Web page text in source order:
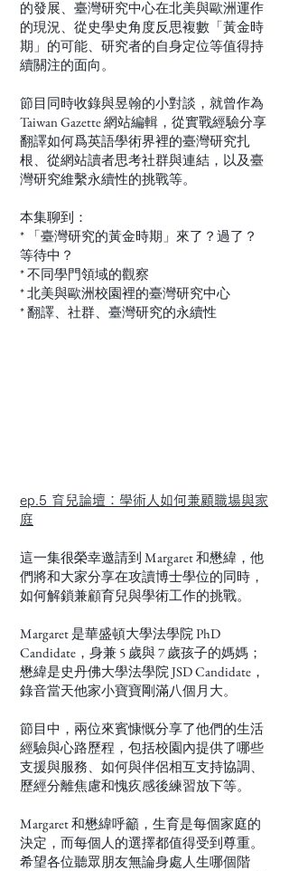
的發展、臺灣研究中心在北美與歐洲運作
的現況、從史學史角度反思複數「黃金時
期」的可能、研究者的自身定位等值得持
續關注的面向。
節目同時收錄與昱翰的小對談，就曾作為
Taiwan Gazette 網站編輯，從實戰經驗分享
翻譯如何爲英語學術界裡的臺灣研究扎
根、從網站讀者思考社群與連結，以及臺
灣研究維繫永續性的挑戰等。
本集聊到：
* 「臺灣研究的黃金時期」來了？過了？
等待中？
* 不同學門領域的觀察
* 北美與歐洲校園裡的臺灣研究中心
* 翻譯、社群、臺灣研究的永續性
ep.5 育兒論壇：學術人如何兼顧職場與家
庭
這一集很榮幸邀請到 Margaret 和懋緯，他
們將和大家分享在攻讀博士學位的同時，
如何解鎖兼顧育兒與學術工作的挑戰。
Margaret 是華盛頓大學法學院 PhD
Candidate，身兼 5 歲與 7 歲孩子的媽媽；
懋緯是史丹佛大學法學院 JSD Candidate，
錄音當天他家小寶寶剛滿八個月大。
節目中，兩位來賓慷慨分享了他們的生活
經驗與心路歷程，包括校園內提供了哪些
支援與服務、如何與伴侶相互支持協調、
歷經分離焦慮和愧疚感後練習放下等。
Margaret 和懋緯呼籲，生育是每個家庭的
決定，而每個人的選擇都值得受到尊重。
希望各位聽眾朋友無論身處人生哪個階